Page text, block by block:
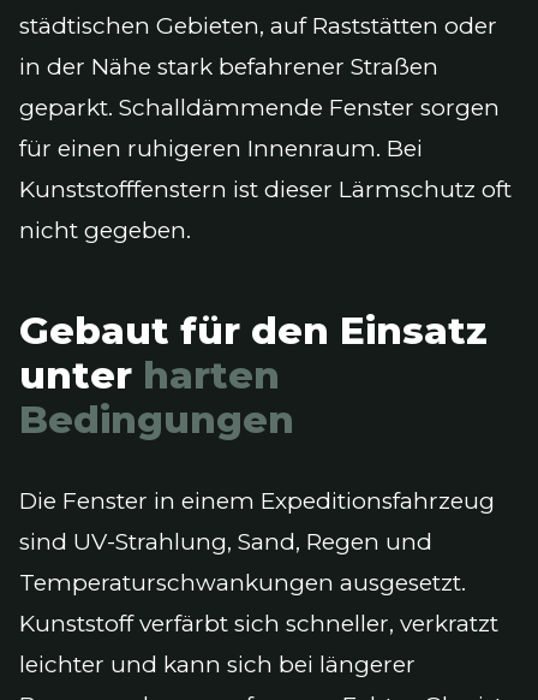
städtischen Gebieten, auf Raststätten oder
in der Nähe stark befahrener Straßen
geparkt. Schalldämmende Fenster sorgen
für einen ruhigeren Innenraum. Bei
Kunststofffenstern ist dieser Lärmschutz oft
nicht gegeben.
Gebaut für den Einsatz
unter harten
Bedingungen
Die Fenster in einem Expeditionsfahrzeug
sind UV-Strahlung, Sand, Regen und
Temperaturschwankungen ausgesetzt.
Kunststoff verfärbt sich schneller, verkratzt
leichter und kann sich bei längerer